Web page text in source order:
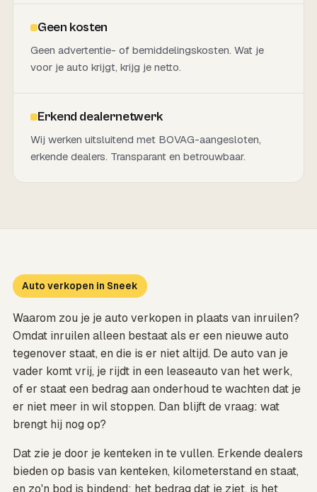
Geen kosten
Geen advertentie- of bemiddelingskosten. Wat je
voor je auto krijgt, krijg je netto.
Erkend dealernetwerk
Wij werken uitsluitend met BOVAG-aangesloten,
erkende dealers. Transparant en betrouwbaar.
Auto verkopen in Sneek
Waarom zou je je auto verkopen in plaats van inruilen?
Omdat inruilen alleen bestaat als er een nieuwe auto
tegenover staat, en die is er niet altijd. De auto van je
vader komt vrij, je rijdt in een leaseauto van het werk,
of er staat een bedrag aan onderhoud te wachten dat je
er niet meer in wil stoppen. Dan blijft de vraag: wat
brengt hij nog op?
Dat zie je door je kenteken in te vullen. Erkende dealers
bieden op basis van kenteken, kilometerstand en staat,
en zo'n bod is bindend: het bedrag dat je ziet, is het